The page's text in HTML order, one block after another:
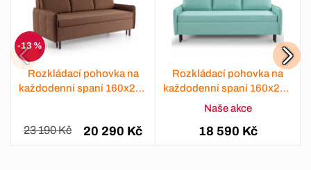
-13 %
Rozkládací pohovka na
každodenní spaní 160x200
23 190 Kč 20 290 Kč
Rozkládací pohovka na
každodenní spaní 160x200
Gama 8
Naše akce
18 590 Kč